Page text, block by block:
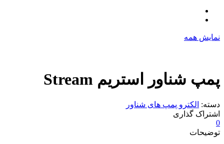
نمایش همه
پمپ شناور استریم Stream
دسته: الکترو پمپ های شناور
اشتراک گذاری
0
توضیحات